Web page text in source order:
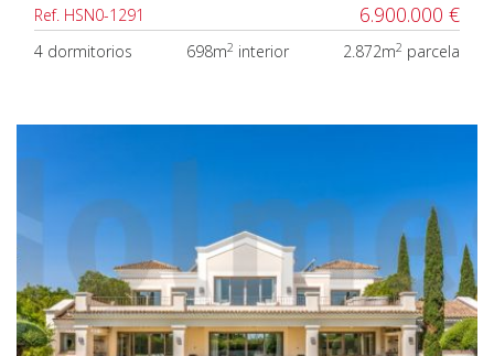
Ref. HSN0-1291 6.900.000 €
4 dormitorios 698m2 interior 2.872m2 parcela